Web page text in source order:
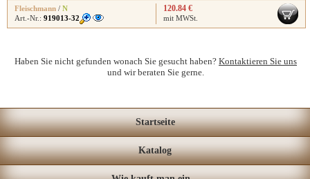
Fleischmann / N
Art.-Nr.: 919013-32
120.84 €
mit MWSt.
Haben Sie nicht gefunden wonach Sie gesucht haben?Kontaktieren Sie uns
und wir beraten Sie gerne.
Startseite
Katalog